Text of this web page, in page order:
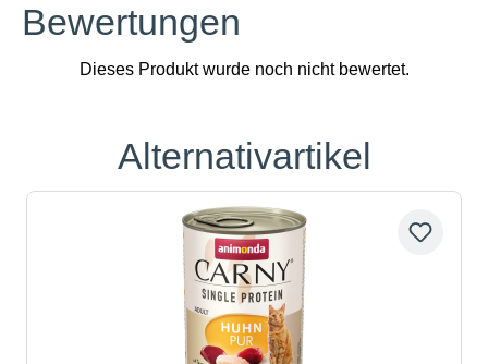
Bewertungen
Produktgalerie überspringen
Alternativartikel